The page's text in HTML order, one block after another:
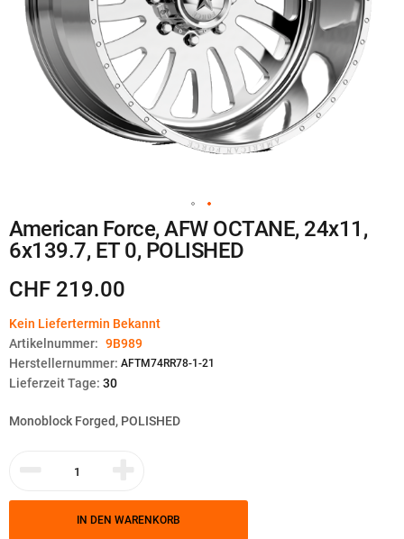
Zum
Anfang
der
Bildgalerie
American Force, AFW OCTANE, 24x11,
6x139.7, ET 0, POLISHED
CHF 219.00
Kein Liefertermin Bekannt
Artikelnummer: 9B989
Herstellernummer: AFTM74RR78-1-21
Lieferzeit Tage: 30
Monoblock Forged, POLISHED
IN DEN WARENKORB